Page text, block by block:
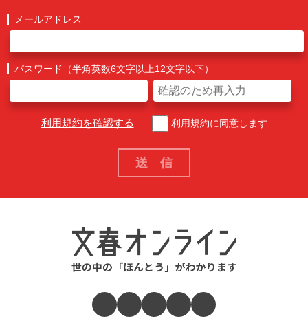
メールアドレス
パスワード（半角英数6文字以上12文字以下）
利用規約を確認する 利用規約に同意します